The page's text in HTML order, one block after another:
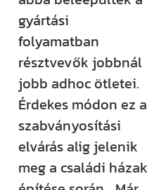
gyártási
folyamatban
résztvevők jobbnál
jobb adhoc ötletei.
Érdekes módon ez a
szabványosítási
elvárás alig jelenik
meg a családi házak